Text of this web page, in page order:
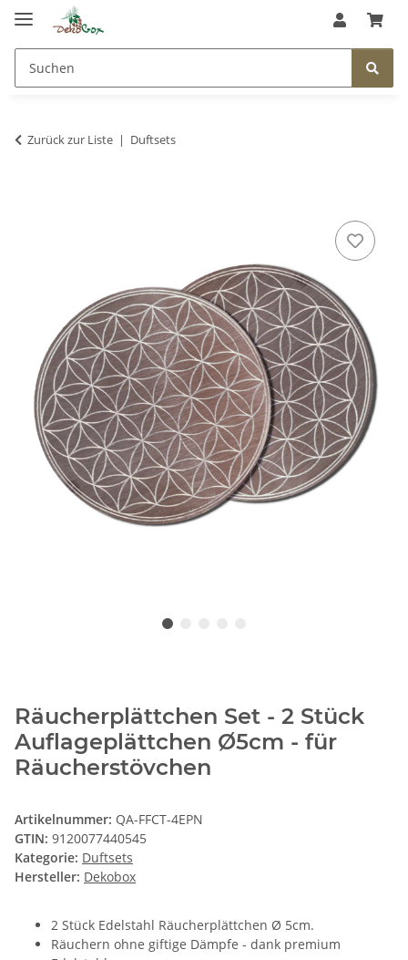
Zurück zur Liste Duftsets
Räucherplättchen Set - 2 Stück
Auflageplättchen Ø5cm - für
Räucherstövchen
Artikelnummer: QA-FFCT-4EPN
GTIN: 9120077440545
Kategorie: Duftsets
Hersteller: Dekobox
2 Stück Edelstahl Räucherplättchen Ø 5cm.
Räuchern ohne giftige Dämpfe - dank premium